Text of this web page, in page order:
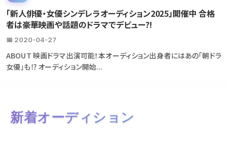
「新人俳優・女優シンデレラオーディション2025」開催中 合格
者は豪華映画や話題のドラマでデビュー?!
📅 2020-04-27
ABOUT 映画ドラマ出演可能！本オーディション出身者にはあの「朝ドラ
女優」も⁉ オーディション開始...
新着オーディション